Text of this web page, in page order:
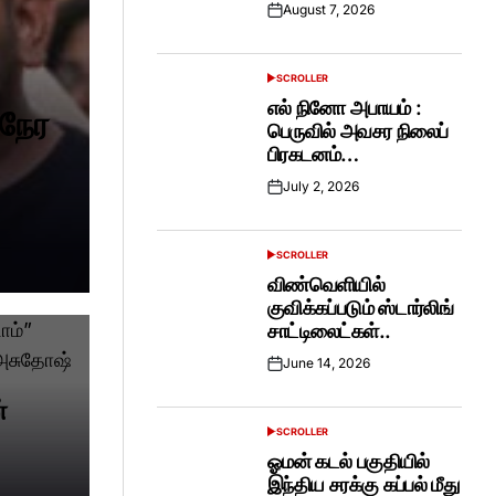
Posted
August 7, 2026
POSTED
SCROLLER
எல் நினோ அபாயம் :
பெருவில் அவசர நிலைப்
பிரகடனம்…
Posted
July 2, 2026
POSTED
SCROLLER
விண்வெளியில்
குவிக்கப்படும் ஸ்டார்லிங்
சாட்டிலைட்கள்..
Posted
June 14, 2026
POSTED
SCROLLER
ஓமன் கடல் பகுதியில்
இந்திய சரக்கு கப்பல் மீது